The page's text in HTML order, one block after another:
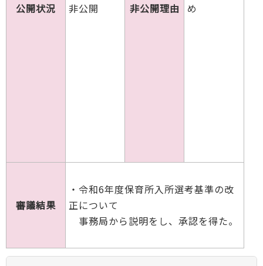
公開状況 非公開 非公開理由
め
審議結果
・令和6年度保育所入所選考基準の改
正について
事務局から説明をし、承認を得た。